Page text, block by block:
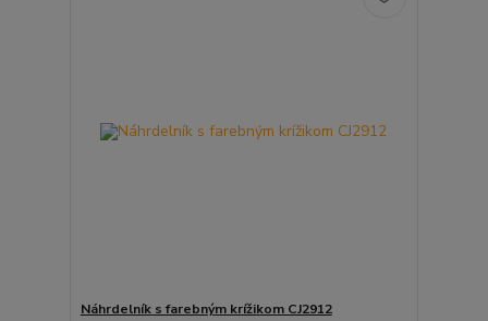
Náhrdelník s farebným krížikom CJ2912